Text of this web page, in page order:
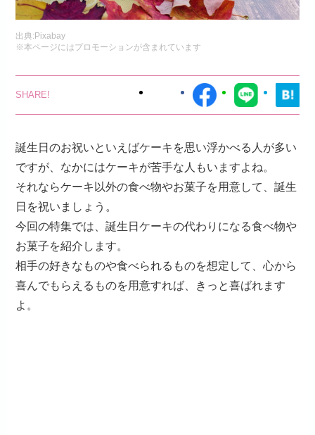
出典: Pixabay
※本ページにはプロモーションが含まれています
誕生日のお祝いといえばケーキを思い浮かべる人が多い
ですが、なかにはケーキが苦手な人もいますよね。
それならケーキ以外の食べ物やお菓子を用意して、誕生
日を祝いましょう。
今回の特集では、誕生日ケーキの代わりになる食べ物や
お菓子を紹介します。
相手の好きなものや食べられるものを想定して、心から
喜んでもらえるものを用意すれば、きっと喜ばれます
よ。